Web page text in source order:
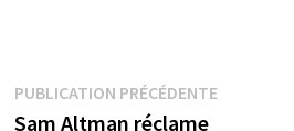
Navigation
PUBLICATION PRÉCÉDENTE
Sam Altman réclame